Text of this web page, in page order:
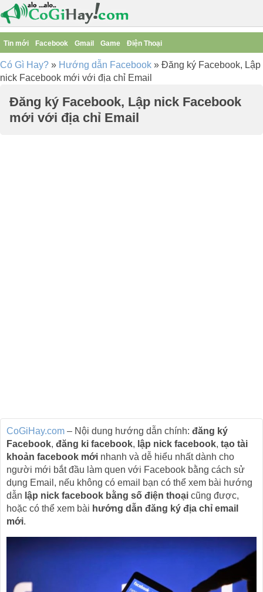
Tin mới Facebook Gmail Game Điện Thoại
Có Gì Hay? » Hướng dẫn Facebook » Đăng ký Facebook, Lập
nick Facebook mới với địa chỉ Email
Đăng ký Facebook, Lập nick Facebook
mới với địa chỉ Email
CoGiHay.com – Nội dung hướng dẫn chính: đăng ký
Facebook, đăng ki facebook, lập nick facebook, tạo tài
khoản facebook mới nhanh và dễ hiểu nhất dành cho
người mới bắt đầu làm quen với Facebook bằng cách sử
dụng Email, nếu không có email bạn có thể xem bài hướng
dẫn lập nick facebook bằng số điện thoại cũng được,
hoặc có thể xem bài hướng dẫn đăng ký địa chỉ email
mới.